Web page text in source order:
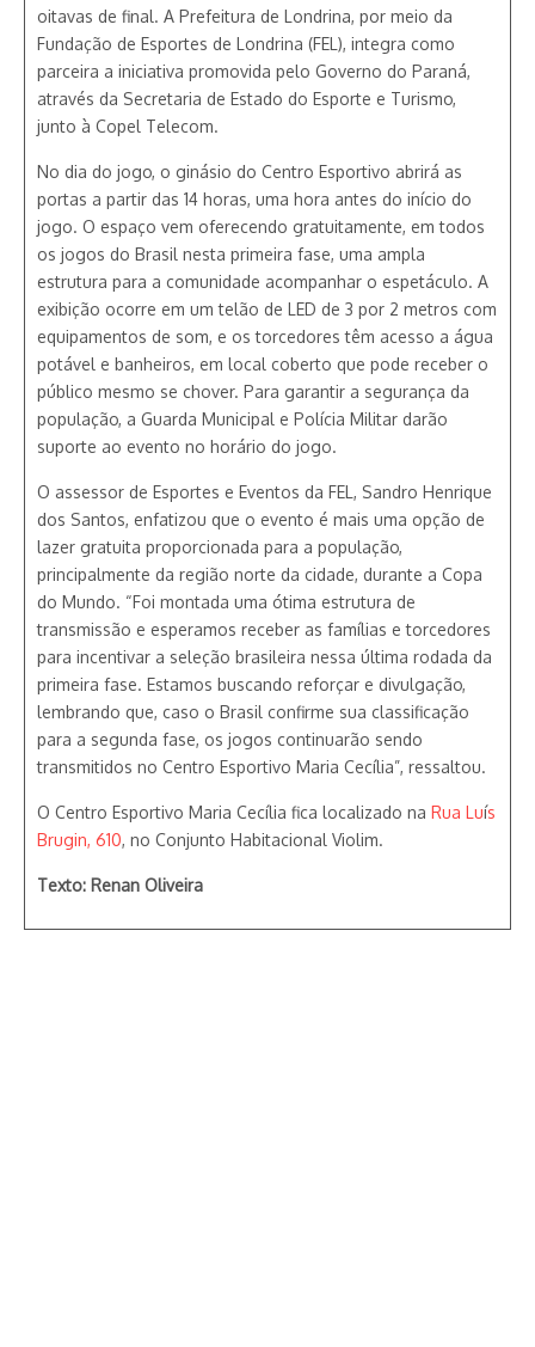
oitavas de final. A Prefeitura de Londrina, por meio da
Fundação de Esportes de Londrina (FEL), integra como
parceira a iniciativa promovida pelo Governo do Paraná,
através da Secretaria de Estado do Esporte e Turismo,
junto à Copel Telecom.
No dia do jogo, o ginásio do Centro Esportivo abrirá as
portas a partir das 14 horas, uma hora antes do início do
jogo. O espaço vem oferecendo gratuitamente, em todos
os jogos do Brasil nesta primeira fase, uma ampla
estrutura para a comunidade acompanhar o espetáculo. A
exibição ocorre em um telão de LED de 3 por 2 metros com
equipamentos de som, e os torcedores têm acesso a água
potável e banheiros, em local coberto que pode receber o
público mesmo se chover. Para garantir a segurança da
população, a Guarda Municipal e Polícia Militar darão
suporte ao evento no horário do jogo.
O assessor de Esportes e Eventos da FEL, Sandro Henrique
dos Santos, enfatizou que o evento é mais uma opção de
lazer gratuita proporcionada para a população,
principalmente da região norte da cidade, durante a Copa
do Mundo. “Foi montada uma ótima estrutura de
transmissão e esperamos receber as famílias e torcedores
para incentivar a seleção brasileira nessa última rodada da
primeira fase. Estamos buscando reforçar e divulgação,
lembrando que, caso o Brasil confirme sua classificação
para a segunda fase, os jogos continuarão sendo
transmitidos no Centro Esportivo Maria Cecília”, ressaltou.
O Centro Esportivo Maria Cecília fica localizado na Rua Luís
Brugin, 610, no Conjunto Habitacional Violim.
Texto: Renan Oliveira